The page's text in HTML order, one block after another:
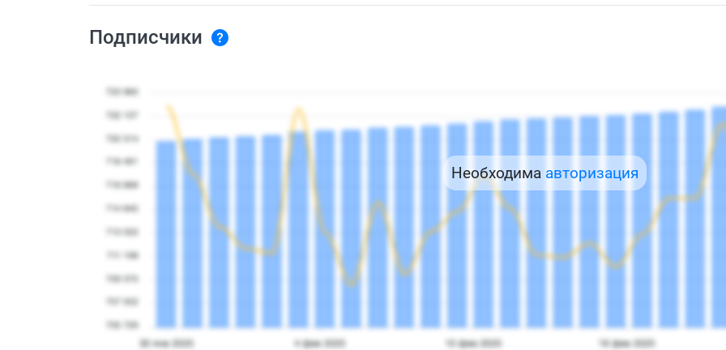
Подписчики
Необходима авторизация